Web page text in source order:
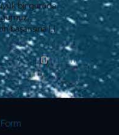
bir gururla
başarısına […]
Read more